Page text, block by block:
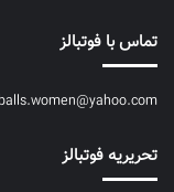
تماس با فوتبالز
تحریریه فوتبالز